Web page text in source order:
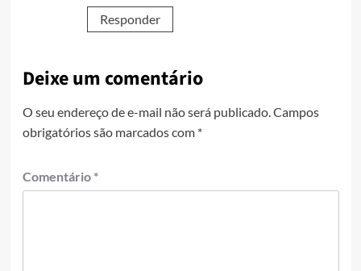
Responder
Deixe um comentário
O seu endereço de e-mail não será publicado.Campos
obrigatórios são marcados com *
Comentário *